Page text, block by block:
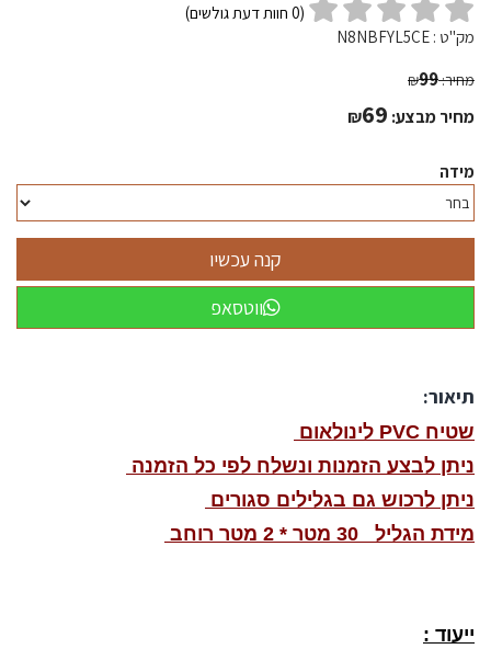
(
0 חוות דעת גולשים)
מק"ט : N8NBFYL5CE
מחיר: ₪99
מחיר מבצע: ₪69
מידה
ווטסאפ
תיאור:
שטיח PVC לינולאום
ניתן לבצע הזמנות ונשלח לפי כל הזמנה
ניתן לרכוש גם בגלילים סגורים
מידת הגליל 30 מטר * 2 מטר רוחב
ייעוד :